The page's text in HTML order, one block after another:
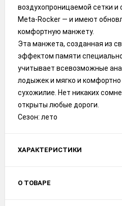
воздухопроницаемой сетки и
Meta-Rocker — и имеют
комфортную манжету.
Эта манжета, созданная из
эффектом памяти
учитывает всевозможные
лодыжек и мягко и
сухожилие. Нет никаких
открыты любые дороги.
Сезон: лето
ХАРАКТЕРИСТИКИ
О ТОВАРЕ